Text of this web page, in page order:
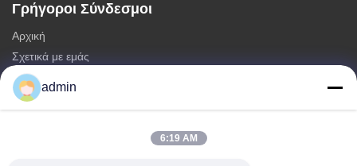
Γρήγοροι Σύνδεσμοι
Αρχική
Σχετικά με εμάς
προϊόντα
Επικοινωνήστε μαζί μας
admin
6:19 AM